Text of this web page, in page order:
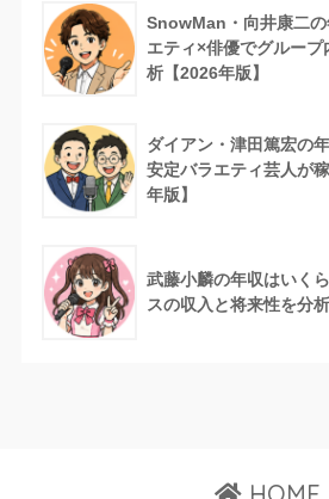
SnowMan・向井康二
エティ×俳優でグルー
析【2026年版】
ダイアン・津田篤宏の
安定バラエティ芸人が
年版】
武藤小麟の年収はいく
スの収入と将来性を分